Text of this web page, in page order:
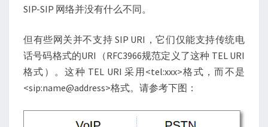
SIP-SIP 网络并没有什么不同。
但有些网关并不支持 SIP URI，它们仅能支持传统电
话号码格式的URI（RFC3966规范定义了这种 TEL URI
格式）。这种 TEL URI 采用<tel:xxx>格式，而不是
<sip:name@address>格式。请参考下图：